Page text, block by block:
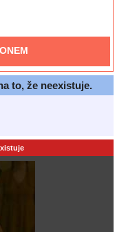
to, že neexistuje.